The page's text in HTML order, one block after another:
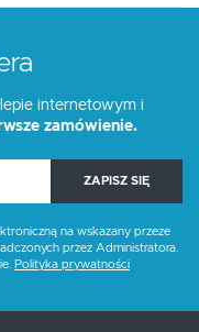
internetowym i
zamówienie.
ZAPISZ SIĘ
na wskazany przeze
przez Administratora.
Polityka prywatności